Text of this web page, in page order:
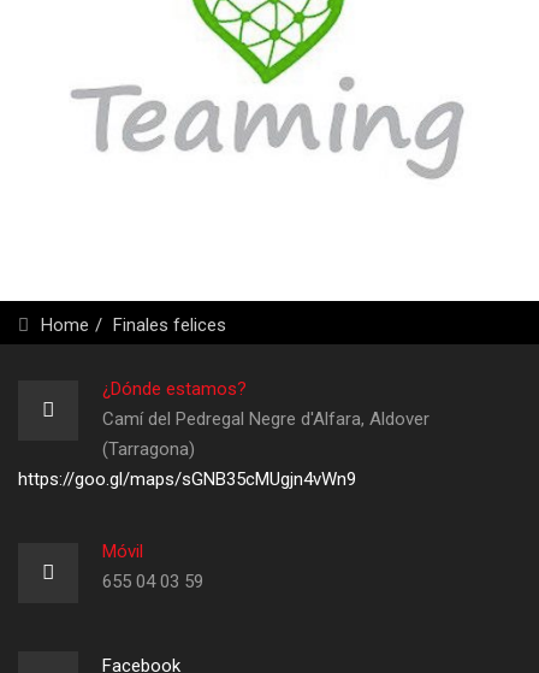
Home Finales felices
¿Dónde estamos?
Camí del Pedregal Negre d'Alfara, Aldover
(Tarragona)
https://goo.gl/maps/sGNB35cMUgjn4vWn9
Móvil
655 04 03 59
Facebook